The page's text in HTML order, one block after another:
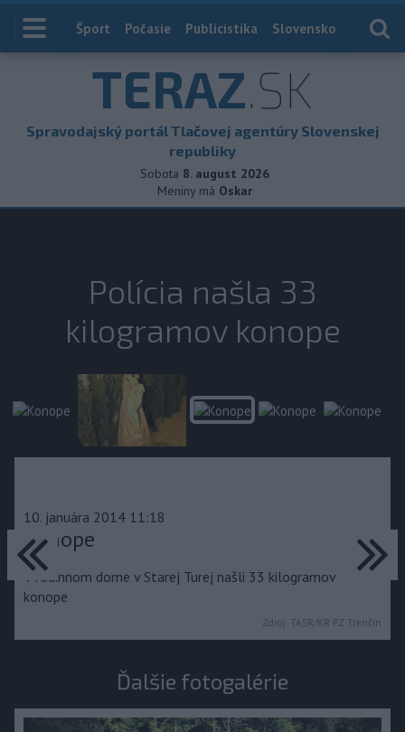
Index
Šport Počasie Publicistika Slovensko
TERAZ.SK
Spravodajský portál Tlačovej agentúry Slovenskej
republiky
Sobota 8. august 2026
Meniny má Oskar
Polícia našla 33
kilogramov konope
10. januára 2014 11:18
Konope
V rodinnom dome v Starej Turej našli 33 kilogramov
konope
Zdroj: TASR/KR PZ Trenčín
predchádzajúce
Ďalšie fotogalérie